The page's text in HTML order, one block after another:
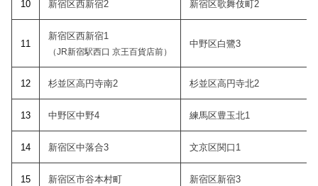
10 新宿区西新宿2 新宿区歌舞伎町2
11
新宿区西新宿1
（JR新宿駅西口 京王百貨店前）
中野区白鷺3
12 杉並区高円寺南2 杉並区高円寺北2
13 中野区中野4 練馬区豊玉北1
14 新宿区中落合3 文京区関口1
15 新宿区市谷本村町 新宿区新宿3